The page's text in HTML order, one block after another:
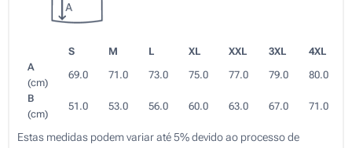
S M L XL XXL 3XL
4XL
A
(cm)
69.0 71.0 73.0 75.0 77.0 79.0
80.0
B
(cm)
51.0 53.0 56.0 60.0 63.0 67.0 71.0
Estas medidas podem variar até 5% devido ao processo de